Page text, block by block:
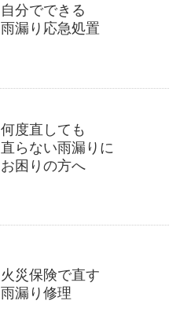
自分でできる
雨漏り応急処置
何度直しても
直らない雨漏りに
お困りの方へ
火災保険で直す
雨漏り修理